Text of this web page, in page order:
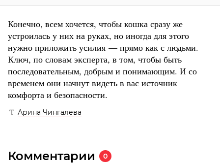
Конечно, всем хочется, чтобы кошка сразу же
устроилась у них на руках, но иногда для этого
нужно приложить усилия — прямо как с людьми.
Ключ, по словам эксперта, в том, чтобы быть
последовательным, добрым и понимающим. И со
временем они начнут видеть в вас источник
комфорта и безопасности.
Арина Чингалева
Комментарии 0